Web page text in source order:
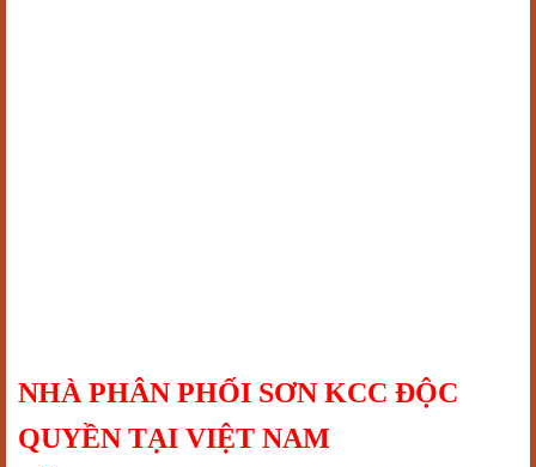
NHÀ PHÂN PHỐI SƠN KCC ĐỘC
QUYỀN TẠI VIỆT NAM